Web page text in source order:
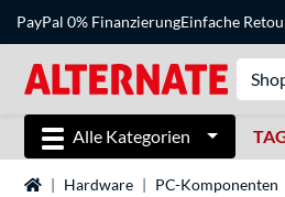
PayPal 0% FinanzierungEinfache
Alle Kategorien
StartseiteHardware PC-Komponenten